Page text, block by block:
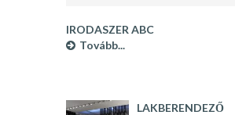
IRODASZER ABC
Tovább...
LAKBERENDEZŐ